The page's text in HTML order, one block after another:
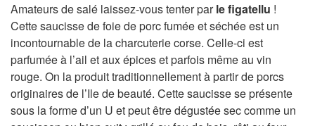
Amateurs de salé laissez-vous tenter parle figatellu !
Cette saucisse de foie de porc fumée et séchée est un
incontournable de la charcuterie corse. Celle-ci est
parfumée à l’ail et aux épices et parfois même au vin
rouge. On la produit traditionnellement à partir de porcs
originaires de l’Ile de beauté. Cette saucisse se présente
sous la forme d’un U et peut être dégustée sec comme un